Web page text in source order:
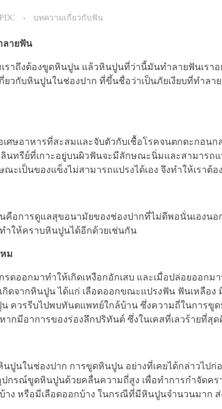
บทความเกี่ยวกับฟัน
ลายฟัน
ราถึงต้องขูดหินปูน แล้วหินปูนที่ว่านี้มันทำลายฟันเรา
ยวกับหินปูนในช่องปาก ที่ขึ้นชื่อว่าเป็นภัยเงียบที่ทำล
ศษอาหารที่สะสมและจับตัวกับเชื้อโรคจนตกตะกอน
นทรีย์ที่เกาะอยู่บนผิวฟันจะมีลักษณะนิ่มและสามารถ
ะเป็นของแข็งไม่สามารถแปรงได้เอง จึงทำให้เราต้
คือการดูแลสุขอนามัยของช่องปากที่ไม่ดีพอนั่นเอง
ำให้คราบหินปูนได้อีกด้วยเช่นกัน
ม
รดออกมาทำให้เกิดเหงือกอักเสบ และเมื่อปล่อยออก
กิดจากหินปูน ได้แก่ เลือดออกขณะแปรงฟัน ฟันเหลือ
ควรรีบไปพบทันตแพทย์ใกล้บ้าน ซึ่งความถี่ในการขู
หากมีอาการของร่องลึกปริทันต์ ซึ่งในเคสที่เลวร้ายที่สุ
ปูนในช่องปาก การขูดหินปูน อย่างที่เคยได้กล่าวไป
ปกรณ์ขูดหินปูนด้วยคลื่นความถี่สูง เพื่อทำการกำจัด
าง หรือมีเลือดออกบ้าง ในกรณีที่มีหินปูนจำนวนมาก ส่